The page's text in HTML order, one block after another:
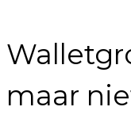
maar